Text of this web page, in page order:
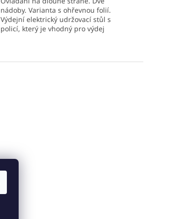
nádoby. Varianta s ohřevnou folií.
Výdejní elektrický udržovací stůl s
policí, který je vhodný pro výdej